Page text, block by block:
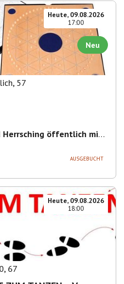
Heute, 09.08.2026
17:00
Neu
, 57
Herrsching öffentlich mit
AUSGEBUCHT
Heute, 09.08.2026
18:00
, 67